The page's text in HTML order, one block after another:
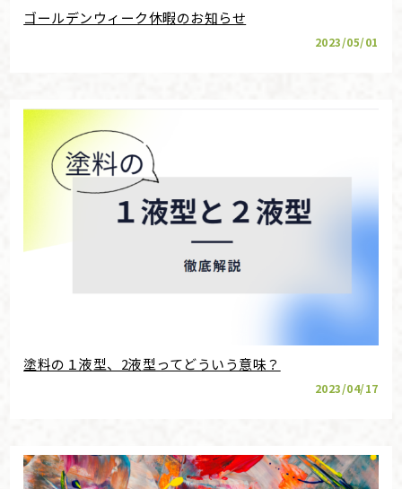
ゴールデンウィーク休暇のお知らせ
2023/05/01
塗料の１液型、2液型ってどういう意味？
2023/04/17